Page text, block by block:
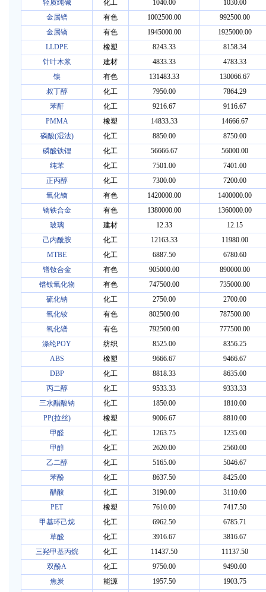
轻质纯碱 化工 1040.00
1030.00
金属镨
有色 1002500.00
992500.00
金属镝
有色 1945000.00
1925000.00
LLDPE
橡塑 8243.33
8158.34
针叶木浆
建材 4833.33
4783.33
镍
有色 131483.33
130066.67
叔丁醇
化工 7950.00
7864.29
苯酐
化工 9216.67
9116.67
PMMA
橡塑 14833.33
14666.67
磷酸(湿法)
化工 8850.00
8750.00
磷酸铁锂
化工 56666.67
56000.00
纯苯
化工 7501.00
7401.00
正丙醇
化工 7300.00
7200.00
氧化镝
有色 1420000.00
1400000.00
镝铁合金
有色 1380000.00
1360000.00
玻璃
建材 12.33
12.15
己内酰胺
化工 12163.33
11980.00
MTBE
化工 6887.50
6780.60
镨钕合金
有色 905000.00
890000.00
镨钕氧化物
有色 747500.00
735000.00
硫化钠
化工 2750.00
2700.00
氧化钕
有色 802500.00
787500.00
氧化镨
有色 792500.00
777500.00
涤纶POY
纺织 8525.00
8356.25
ABS
橡塑 9666.67
9466.67
DBP
化工 8818.33
8635.00
丙二醇
化工 9533.33
9333.33
三水醋酸钠
化工 1850.00
1810.00
PP(拉丝)
橡塑 9006.67
8810.00
甲醛
化工 1263.75
1235.00
甲醇
化工 2620.00
2560.00
乙二醇
化工 5165.00
5046.67
苯酚
化工 8637.50
8425.00
醋酸
化工 3190.00
3110.00
PET
橡塑 7610.00
7417.50
甲基环己烷
化工 6962.50
6785.71
草酸
化工 3916.67
3816.67
三羟甲基丙烷
化工 11437.50
11137.50
双酚A
化工 9750.00
9490.00
焦炭
能源 1957.50
1903.75